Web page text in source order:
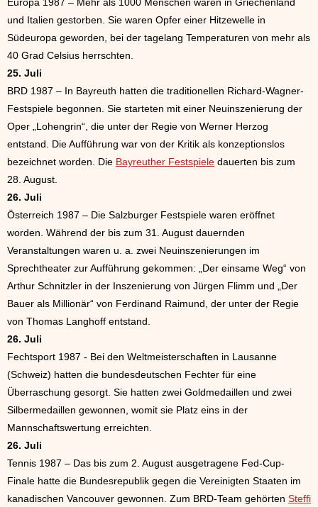
Europa 1987 – Mehr als 1000 Menschen waren in Griechenland
und Italien gestorben. Sie waren Opfer einer Hitzewelle in
Südeuropa geworden, bei der tagelang Temperaturen von mehr als
40 Grad Celsius herrschten.
25. Juli
BRD 1987 – In Bayreuth hatten die traditionellen Richard-Wagner-
Festspiele begonnen. Sie starteten mit einer Neuinszenierung der
Oper „Lohengrin“, die unter der Regie von Werner Herzog
entstand. Die Aufführung war von der Kritik als konzeptionslos
bezeichnet worden. Die Bayreuther Festspiele dauerten bis zum
28. August.
26. Juli
Österreich 1987 – Die Salzburger Festspiele waren eröffnet
worden. Während der bis zum 31. August dauernden
Veranstaltungen waren u. a. zwei Neuinszenierungen im
Sprechtheater zur Aufführung gekommen: „Der einsame Weg“ von
Arthur Schnitzler in der Inszenierung von Jürgen Flimm und „Der
Bauer als Millionär“ von Ferdinand Raimund, der unter der Regie
von Thomas Langhoff entstand.
26. Juli
Fechtsport 1987 - Bei den Weltmeisterschaften in Lausanne
(Schweiz) hatten die bundesdeutschen Fechter für eine
Überraschung gesorgt. Sie hatten zwei Goldmedaillen und zwei
Silbermedaillen gewonnen, womit sie Platz eins in der
Mannschaftswertung erreichten.
26. Juli
Tennis 1987 – Das bis zum 2. August ausgetragene Fed-Cup-
Finale hatte die Bundesrepublik gegen die Vereinigten Staaten im
kanadischen Vancouver gewonnen. Zum BRD-Team gehörten Steffi